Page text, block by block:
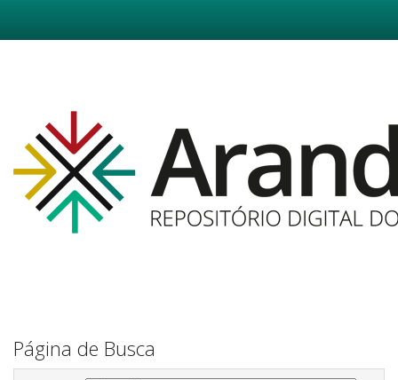
Página de Busca